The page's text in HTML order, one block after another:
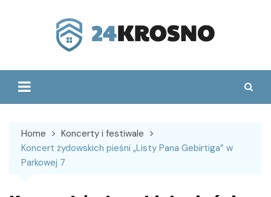
Home
Koncerty i festiwale
Koncert żydowskich pieśni „Listy Pana Gebirtiga” w
Parkowej 7